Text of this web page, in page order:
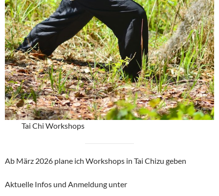
Tai Chi Workshops
Ab März 2026 plane ich Workshops in Tai Chizu geben
Aktuelle Infos und Anmeldung unter